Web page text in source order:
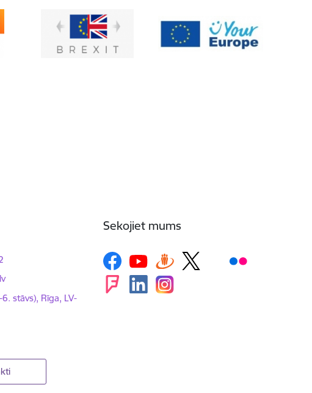
stāvs), Rīga, LV-
Sekojiet mums